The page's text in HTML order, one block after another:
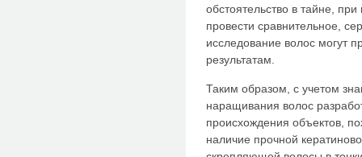
обстоятельство в тайне,
провести сравнительное,
исследование волос могут
результатам.
Таким образом, с учетом
наращивания волос
происхождения объектов,
наличие прочной